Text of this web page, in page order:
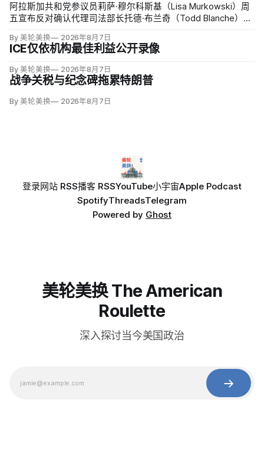
阿拉斯加共和党参议员莉萨·穆尔科斯基（Lisa Murkowski）周
五宣布反对确认代理司法部长托德·布兰奇（Todd Blanche），
By 美轮美换 2026年8月7日
ICE仅依机构最佳利益公开录像
By 美轮美换 2026年8月7日
战争关税与纪念碑拖累特朗普
By 美轮美换 2026年8月7日
登录网站 RSS播客 RSSYouTube小宇宙Apple Podcast
SpotifyThreadsTelegram
Powered by Ghost
美轮美换 The American
Roulette
深入探讨当今美国政治